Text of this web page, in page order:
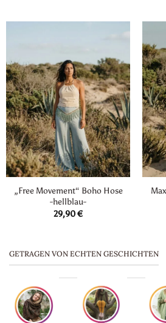
„Free Movement“ Boho Hose
-hellblau-
29,90€
GETRAGEN VON ECHTEN GESCHICHTEN